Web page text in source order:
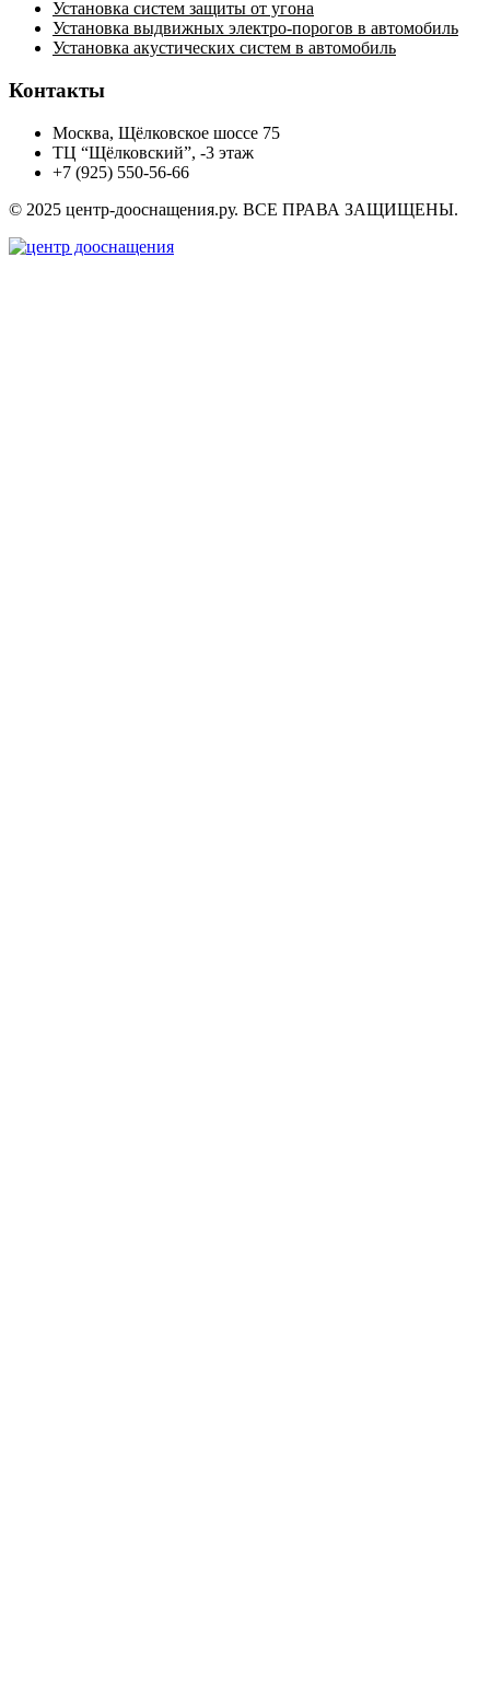
Установка систем защиты от угона
Установка выдвижных электро-порогов в автомобиль
Установка акустических систем в автомобиль
Контакты
Москва, Щёлковское шоссе 75
ТЦ “Щёлковский”, -3 этаж
+7 (925) 550-56-66
© 2025 центр-дооснащения.ру. ВСЕ ПРАВА ЗАЩИЩЕНЫ.